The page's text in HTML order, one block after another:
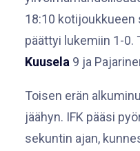
18:10 kotijoukkueen
päättyi lukemiin 1-0.
Kuusela 9 ja
Toisen erän
jäähyn. IFK pääsi
sekuntin ajan,